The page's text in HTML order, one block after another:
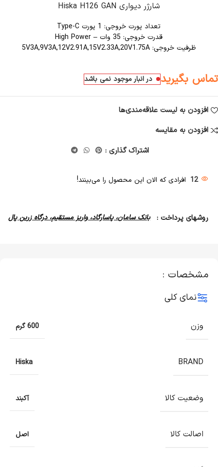
شارژر دیواری Hiska H126 GAN
تعداد پورت خروجی: 1 پورت Type-C
قدرت خروجی: 35 وات – High Power
ظرفیت خروجی: 5V3A,9V3A,12V2.91A,15V2.33A,20V1.75A
تماس بگیرید در انبار موجود نمی باشد
افزودن به لیست علاقه‌مندی‌ها
افزودن به مقایسه
اشتراک گذاری :
12 افرادی که الان این محصول را می‌بینند!
روشهای پرداخت : بانک سامان، پاسارگاد، واریز مستقیم، درگاه زرین پال
مشخصات :
نمای کلی
وزن 600 گرم
BRAND
Hiska
وضعیت کالا آکبند
اصالت کالا اصل